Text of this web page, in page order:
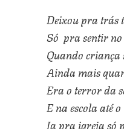
Deixou pra trás
Só  pra sentir no
Quando criança
Ainda mais
Era o terror da
E na escola até
Ia pra igreja só